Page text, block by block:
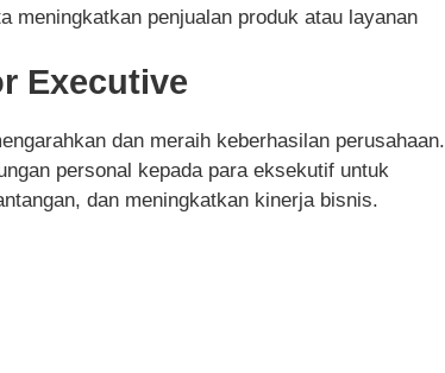
meningkatkan penjualan produk atau layanan
Executive
dan meraih keberhasilan perusahaan.
personal kepada para eksekutif untuk
dan meningkatkan kinerja bisnis.